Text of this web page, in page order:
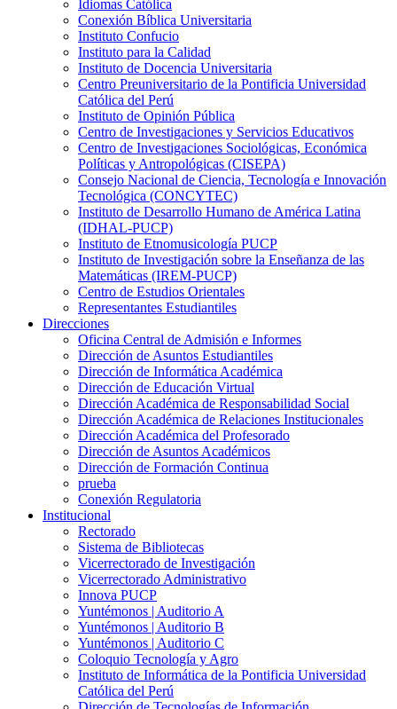
Idiomas Católica
Conexión Bíblica Universitaria
Instituto Confucio
Instituto para la Calidad
Instituto de Docencia Universitaria
Centro Preuniversitario de la Pontificia Universidad
Católica del Perú
Instituto de Opinión Pública
Centro de Investigaciones y Servicios Educativos
Centro de Investigaciones Sociológicas, Económica
Políticas y Antropológicas (CISEPA)
Consejo Nacional de Ciencia, Tecnología e Innovación
Tecnológica (CONCYTEC)
Instituto de Desarrollo Humano de América Latina
(IDHAL-PUCP)
Instituto de Etnomusicología PUCP
Instituto de Investigación sobre la Enseñanza de las
Matemáticas (IREM-PUCP)
Centro de Estudios Orientales
Representantes Estudiantiles
Direcciones
Oficina Central de Admisión e Informes
Dirección de Asuntos Estudiantiles
Dirección de Informática Académica
Dirección de Educación Virtual
Dirección Académica de Responsabilidad Social
Dirección Académica de Relaciones Institucionales
Dirección Académica del Profesorado
Dirección de Asuntos Académicos
Dirección de Formación Continua
prueba
Conexión Regulatoria
Institucional
Rectorado
Sistema de Bibliotecas
Vicerrectorado de Investigación
Vicerrectorado Administrativo
Innova PUCP
Yuntémonos | Auditorio A
Yuntémonos | Auditorio B
Yuntémonos | Auditorio C
Coloquio Tecnología y Agro
Instituto de Informática de la Pontificia Universidad
Católica del Perú